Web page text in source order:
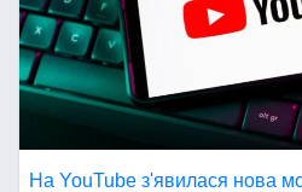
На YouTube з'явилася нова